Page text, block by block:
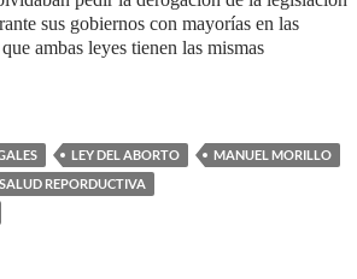
sus gobiernos con mayorías en las
ambas leyes tienen las mismas
LEY DEL ABORTO
MANUEL MORILLO
SALUD REPORDUCTIVA